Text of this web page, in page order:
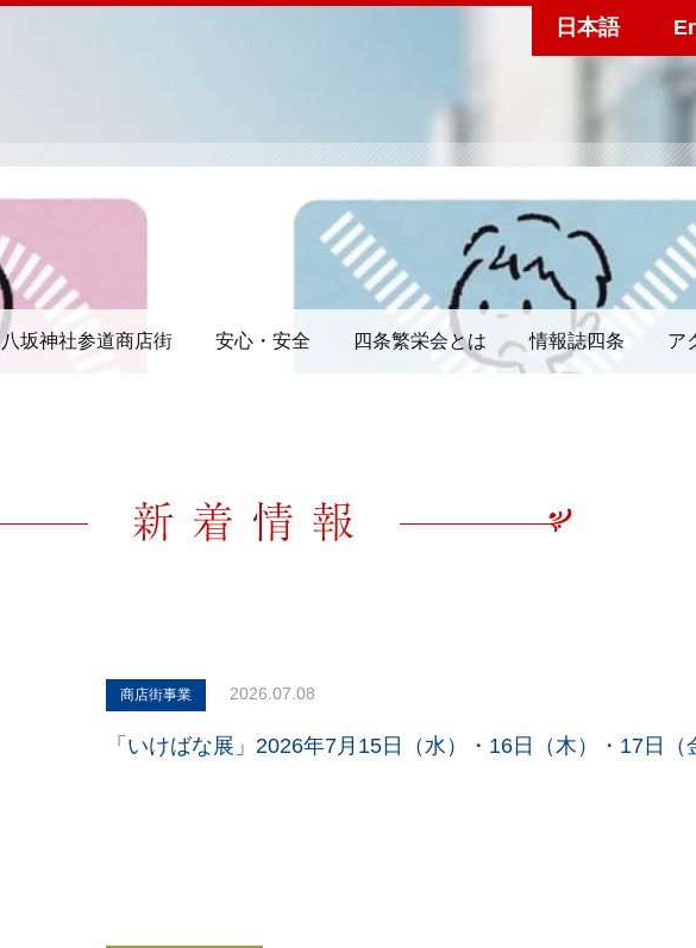
日本語
八坂神社参道商店街 安心・安全 四条繁栄会とは 情報誌四条 ア
商店街事業 2026.07.08
「いけばな展」2026年7月15日（水）・16日（木）・17日